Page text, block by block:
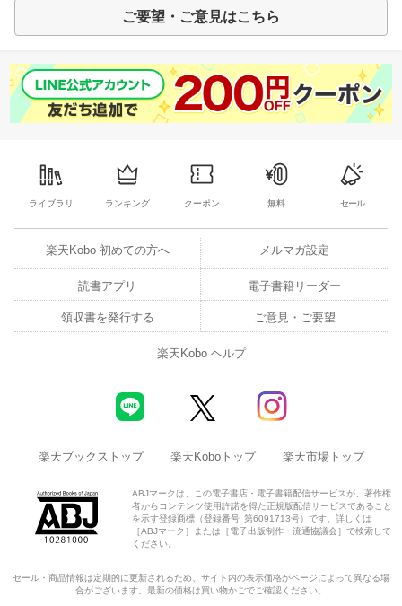
ご要望・ご意見はこちら
ライブラリ ランキング クーポン 無料 セール
楽天Kobo 初めての方へ メルマガ設定
読書アプリ 電子書籍リーダー
領収書を発行する ご意見・ご要望
楽天Kobo ヘルプ
楽天ブックストップ 楽天Koboトップ 楽天市場トップ
ABJマークは、この電子書店・電子書籍配信サービスが、著作権
者からコンテンツ使用許諾を得た正規版配信サービスであること
を示す登録商標（登録番号 第6091713号）です。詳しくは
［ABJマーク］または［電子出版制作・流通協議会］で検索して
ください。
セール・商品情報は定期的に更新されるため、サイト内の表示価格がページによって異なる場
合がございます。最新の価格は買い物かごでご確認ください。